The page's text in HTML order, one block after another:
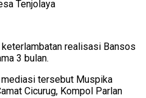
Tenjolaya
realisasi Bansos
3 bulan.
tersebut Muspika
Cicurug, Kompol Parlan